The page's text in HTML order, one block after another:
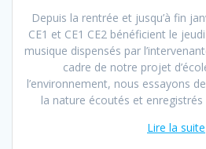
Depuis la rentrée et jusqu’à fin
CE1 et CE1 CE2 bénéficient le
musique dispensés par
cadre de notre projet
l’environnement, nous essayons
la nature écoutés et
Lire la suite